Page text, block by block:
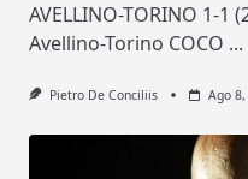
AVELLINO-TORINO 1-1
Avellino-Torino COCO ...
Pietro De Conciliis Ago